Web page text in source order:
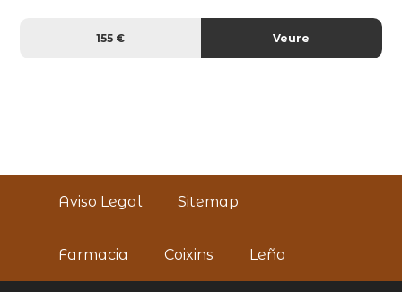
155 € Veure
Aviso Legal Sitemap
Farmacia Coixins Leña